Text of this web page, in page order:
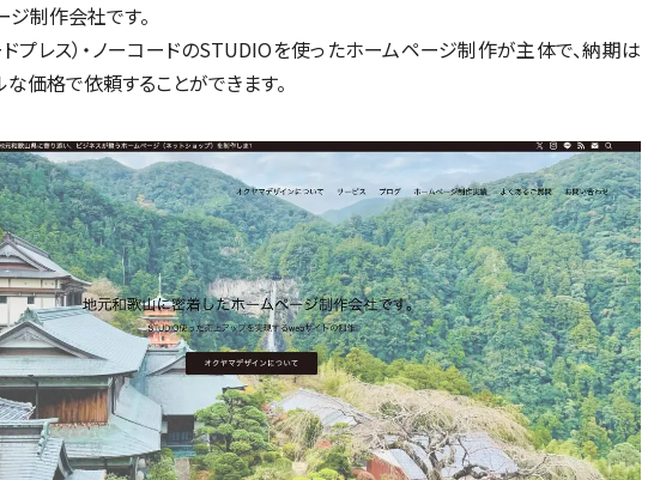
制作会社です。
プレス）・ノーコードのSTUDIOを使ったホームページ制作が主体で、納期は
な価格で依頼することができます。